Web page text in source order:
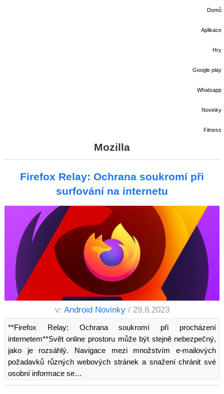
Domů
Aplikace
Hry
Google play
Whatsapp
Novinky
Fitness
Mozilla
Firefox Relay: Ochrana soukromí při
surfování na internetu
v: Android Novinky / 29.8.2023
**Firefox Relay: Ochrana soukromí při procházení
internetem**Svět online prostoru může být stejně nebezpečný,
jako je rozsáhlý. Navigace mezi množstvím e-mailových
požadavků různých webových stránek a snažení chránit své
osobní informace se…